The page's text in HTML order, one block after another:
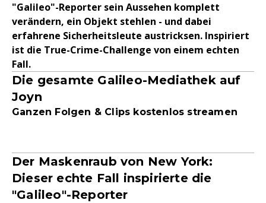
"Galileo"-Reporter sein Aussehen komplett
verändern, ein Objekt stehlen - und dabei
erfahrene Sicherheitsleute austricksen. Inspiriert
ist die True-Crime-Challenge von einem echten
Fall.
Die gesamte Galileo-Mediathek auf
Joyn
Ganzen Folgen & Clips kostenlos streamen
Der Maskenraub von New York:
Dieser echte Fall inspirierte die
"Galileo"-Reporter